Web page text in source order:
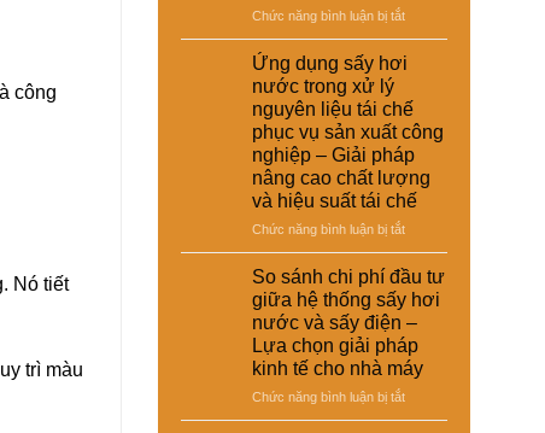
công
Nó tiết
trì màu
Chức năng bình luận bị tắtở
báo
hoạt
động
của
CÔNG
TY
Ứng dụng sấy hơi
nước trong xử lý
nguyên liệu tái chế
phục vụ sản xuất công
nghiệp – Giải pháp
nâng cao chất lượng
và hiệu suất tái chế
Chức năng bình luận bị tắtở
dụng
sấy
hơi
trong
xử
lý
So sánh chi phí đầu tư
giữa hệ thống sấy hơi
nước và sấy điện –
Lựa chọn giải pháp
kinh tế cho nhà máy
Chức năng bình luận bị tắtở